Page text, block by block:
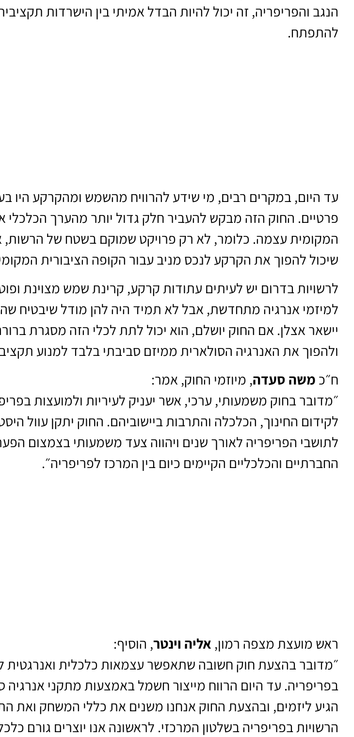
הנגב והפריפריה, זה יכול להיות הבדל אמיתי בין הישרדות
להתפתח.
עד היום, במקרים רבים, מי שידע להרוויח מהשמש ומהקרקע היו
פרטיים. החוק הזה מבקש להעביר חלק גדול יותר מהערך הכלכלי
המקומית עצמה. כלומר, לא רק פרויקט שמוקם בשטח של הרשות,
שיכול להפוך את הקרקע לנכס מניב עבור הקופה הציבורית
לרשויות בדרום יש לעיתים עתודות קרקע, קרינת שמש מצוינת
למיזמי אנרגיה מתחדשת, אבל לא תמיד היה להן מודל שיבטיח
יישאר אצלן. אם החוק יושלם, הוא יכול לתת לכלי הזה מסגרת
ולהפוך את האנרגיה הסולארית ממיזם סביבתי בלבד למנוע
ח״כ משה סעדה, מיוזמי החוק, אמר:
״מדובר בחוק משמעותי, ערכי, אשר יעניק לעיריות ולמועצות
לקידום החינוך, הכלכלה והתרבות ביישוביהם. החוק יתקן עוול
לתושבי הפריפריה לאורך שנים ויהווה צעד משמעותי בצמצום
החברתיים והכלכליים הקיימים כיום בין המרכז לפריפריה״.
ראש מועצת מצפה רמון, אליה וינטר, הוסיף:
״מדובר בהצעת חוק חשובה שתאפשר עצמאות כלכלית ואנרגטית
בפריפריה. עד היום הרווח מייצור חשמל באמצעות מתקני אנרגיה
הגיע ליזמים, ובהצעת החוק אנחנו משנים את כללי המשחק ואת
הרשויות בפריפריה בשלטון המרכזי. לראשונה אנו יוצרים גורם